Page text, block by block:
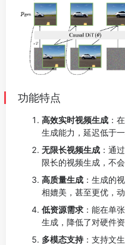
功能特点
高效实时视频生成 ：
生成能力，延迟低于
无限长视频生成 ：通
限长的视频生成，不
高质量生成 ：生成的
相媲美，甚至更优，
低资源需求 ：能在单
生成，降低了对硬件资
多模态支持 ：支持文